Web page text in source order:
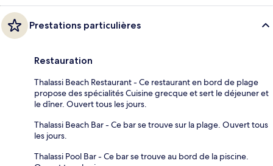
Prestations particulières
Restauration
Thalassi Beach Restaurant - Ce restaurant en bord de plage
propose des spécialités Cuisine grecque et sert le déjeuner et
le dîner. Ouvert tous les jours.
Thalassi Beach Bar - Ce bar se trouve sur la plage. Ouvert tous
les jours.
Thalassi Pool Bar - Ce bar se trouve au bord de la piscine.